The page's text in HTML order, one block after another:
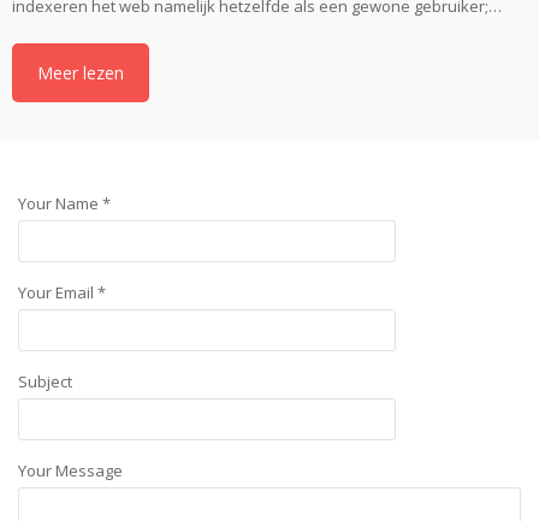
indexeren het web namelijk hetzelfde als een gewone gebruiker;…
Meer lezen
Your Name *
Your Email *
Subject
Your Message